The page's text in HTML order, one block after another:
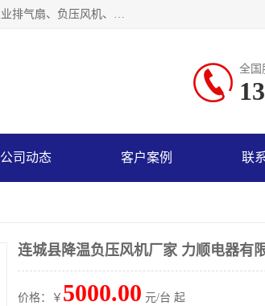
泉州力顺电器有限公司主营：泉州降温水帘、泉州负压风机、泉州冷风机空调、工业排气扇、冷风机、工业排气扇、负压风机、负压风机、水冷空调、降温水帘等产品。为用户解决了通风、降温、除味、除尘等难题，其环保、节能的理念与用户的实践检验结果相吻合，赢得了广大客户的信誉和青睐。
全国
公司动态 客户案例 联
连城县降温负压风机厂家 力顺电器有
价格：￥ 5000.00 元/台 起